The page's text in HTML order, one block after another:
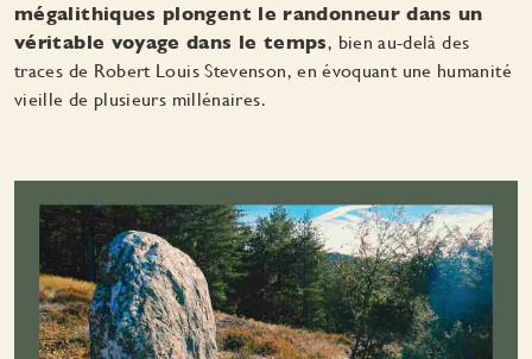
mégalithiques plongent le randonneur dans un
véritable voyage dans le temps, bien au-delà des
traces de Robert Louis Stevenson, en évoquant une humanité
vieille de plusieurs millénaires.